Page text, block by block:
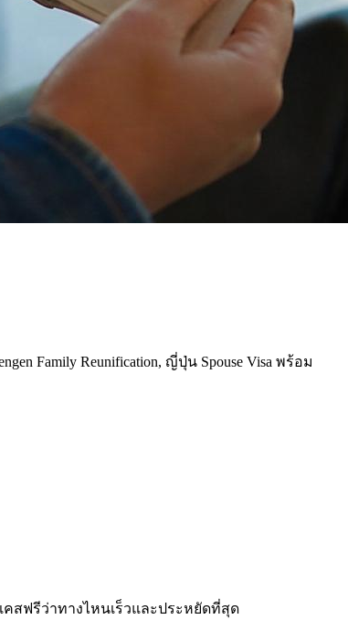
Family Reunification, ญี่ปุ่น Spouse Visa พร้อม
คสฟรีว่าทางไหนเร็วและประหยัดที่สุด